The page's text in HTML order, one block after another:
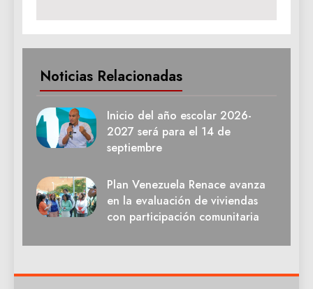
Noticias Relacionadas
Inicio del año escolar 2026-
2027 será para el 14 de
septiembre
Plan Venezuela Renace avanza
en la evaluación de viviendas
con participación comunitaria